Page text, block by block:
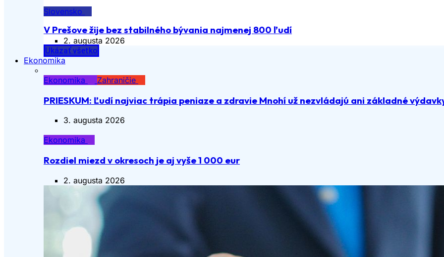
Slovensko
V Prešove žije bez stabilného bývania najmenej 800 ľudí
2. augusta 2026
Ukázať všetko
Ekonomika
Ekonomika
Zahraničie
PRIESKUM: Ľudí najviac trápia peniaze a zdravie Mnohí už nezvládajú ani základné
3. augusta 2026
Ekonomika
Rozdiel miezd v okresoch je aj vyše 1 000 eur
2. augusta 2026